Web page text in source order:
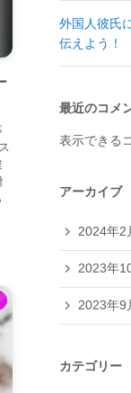
外国人彼氏
伝えよう！
最近のコメ
表示できる
アーカイブ
2024年2
2023年
2023年9
カテゴリー